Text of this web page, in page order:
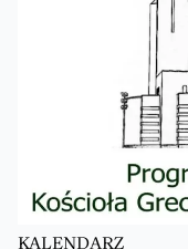
KALENDARZ